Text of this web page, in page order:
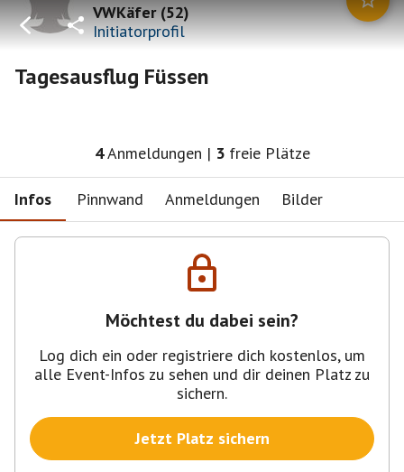
VWKäfer(52)
Initiatorprofil
Tagesausflug Füssen
4Anmeldungen | 3 freie Plätze
Infos Pinnwand Anmeldungen Bilder
Möchtest du dabei sein?
Log dich ein oder registriere dich kostenlos, um
alle Event-Infos zu sehen und dir deinen Platz zu
sichern.
Jetzt Platz sichern